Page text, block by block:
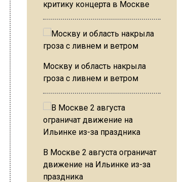
критику концерта в Москве
Москву и область накрыла
гроза с ливнем и ветром
В Москве 2 августа ограничат
движение на Ильинке из-за
праздника